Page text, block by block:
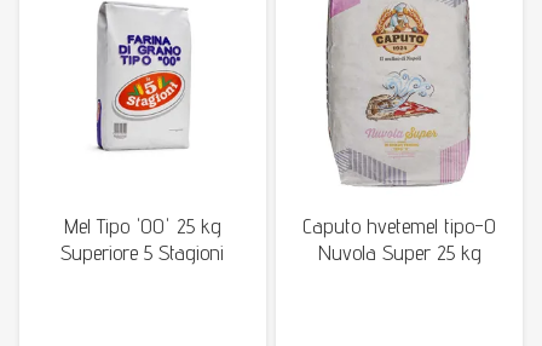
Mel Tipo '00' 25 kg
Superiore 5 Stagioni
Caputo hvetemel tipo-0
Nuvola Super 25 kg